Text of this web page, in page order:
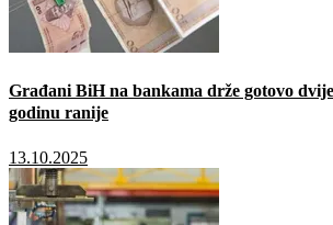
Građani BiH na bankama drže gotovo
godinu ranije
13.10.2025